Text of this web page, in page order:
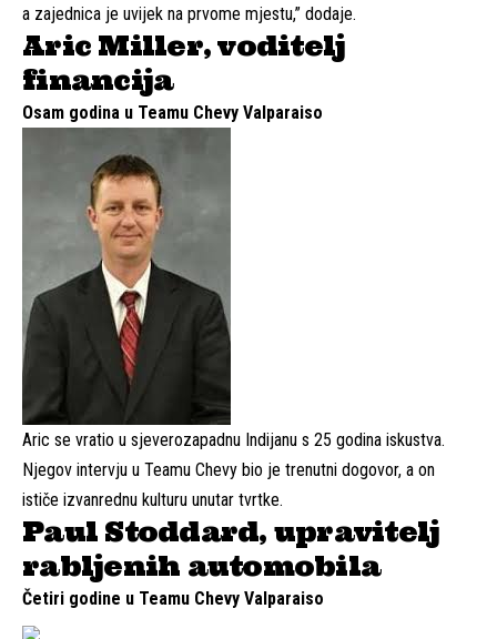
a zajednica je uvijek na prvome mjestu,” dodaje.
Aric Miller, voditelj
financija
Osam godina u Teamu Chevy Valparaiso
Aric se vratio u sjeverozapadnu Indijanu s 25 godina iskustva.
Njegov intervju u Teamu Chevy bio je trenutni dogovor, a on
ističe izvanrednu kulturu unutar tvrtke.
Paul Stoddard, upravitelj
rabljenih automobila
Četiri godine u Teamu Chevy Valparaiso